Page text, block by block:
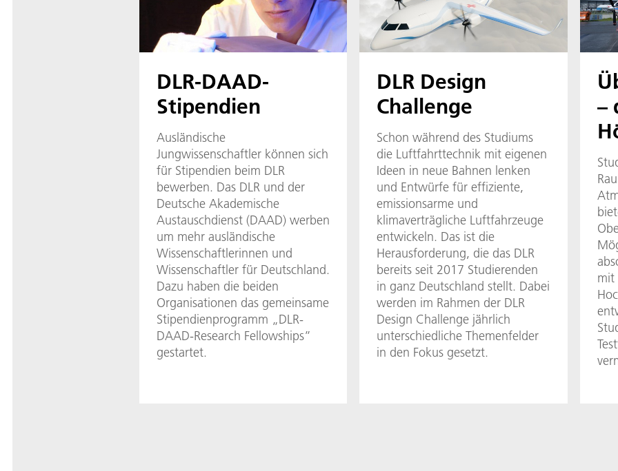
DLR-DAAD-
Stipendien
Ausländische
Jungwissenschaftler können sich
für Stipendien beim DLR
bewerben. Das DLR und der
Deutsche Akademische
Austauschdienst (DAAD) werben
um mehr ausländische
Wissenschaftlerinnen und
Wissenschaftler für Deutschland.
Dazu haben die beiden
Organisationen das gemeinsame
Stipendienprogramm „DLR-
DAAD-Research Fellowships”
gestartet.
DLR Design
Challenge
Schon während des Studiums
die Luftfahrttechnik mit eigenen
Ideen in neue Bahnen lenken
und Entwürfe für effiziente,
emissionsarme und
klimaverträgliche Luftfahrzeuge
entwickeln. Das ist die
Herausforderung, die das DLR
bereits seit 2017 Studierenden
in ganz Deutschland stellt. Dabei
werden im Rahmen der DLR
Design Challenge jährlich
unterschiedliche Themenfelder
in den Fokus gesetzt.
–
mit